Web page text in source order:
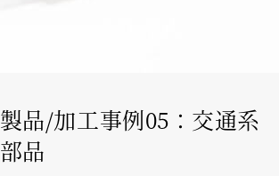
製品/加工事例05：交通系
部品